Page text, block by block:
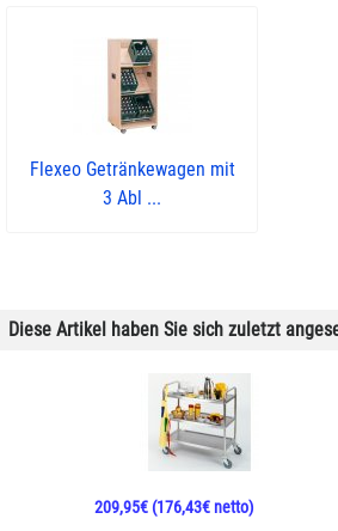
Flexeo Getränkewagen mit
3 Abl ...
Diese Artikel haben Sie sich zuletzt
209,95€(176,43€ netto)